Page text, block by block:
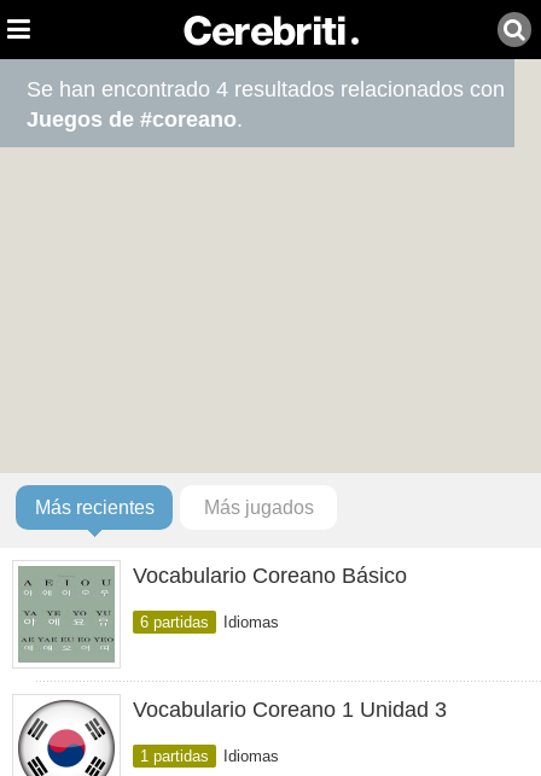
Se han encontrado 4 resultados relacionados con
Juegos de #coreano.
Más recientes Más jugados
Vocabulario Coreano Básico
6 partidas Idiomas
Vocabulario Coreano 1 Unidad 3
1 partidas Idiomas